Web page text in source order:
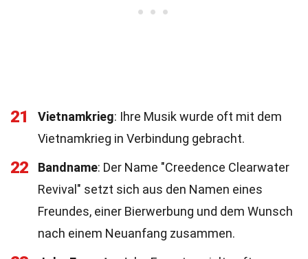
21 Vietnamkrieg: Ihre Musik wurde oft mit dem
Vietnamkrieg in Verbindung gebracht.
22 Bandname: Der Name "Creedence Clearwater
Revival" setzt sich aus den Namen eines
Freundes, einer Bierwerbung und dem Wunsch
nach einem Neuanfang zusammen.